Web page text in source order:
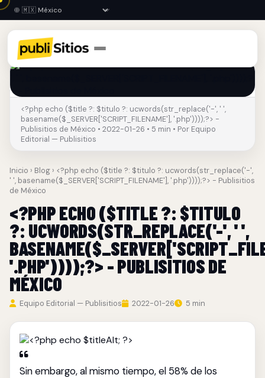
<?php echo ($title ?: $titulo ?: ucwords(str_replace('-', ' ',
basename($_SERVER['SCRIPT_FILENAME'], '.php'))));?> -
Publisitios de México • 2022-01-26 • 5 min • Por Equipo
Editorial — Publisitios
Inicio › Blog › <?php echo ($title ?: $titulo ?: ucwords(str_replace('-',
' ', basename($_SERVER['SCRIPT_FILENAME'], '.php'))));?> - Publisitios
de México
<?PHP ECHO ($TITLE ?: $TITULO
?: UCWORDS(STR_REPLACE('-', ' ',
'.PHP'))));?> - PUBLISITIOS DE
MÉXICO
Equipo Editorial — Publisitios 2022-01-26 5 min
Sin embargo, al mismo tiempo, el 58% de los